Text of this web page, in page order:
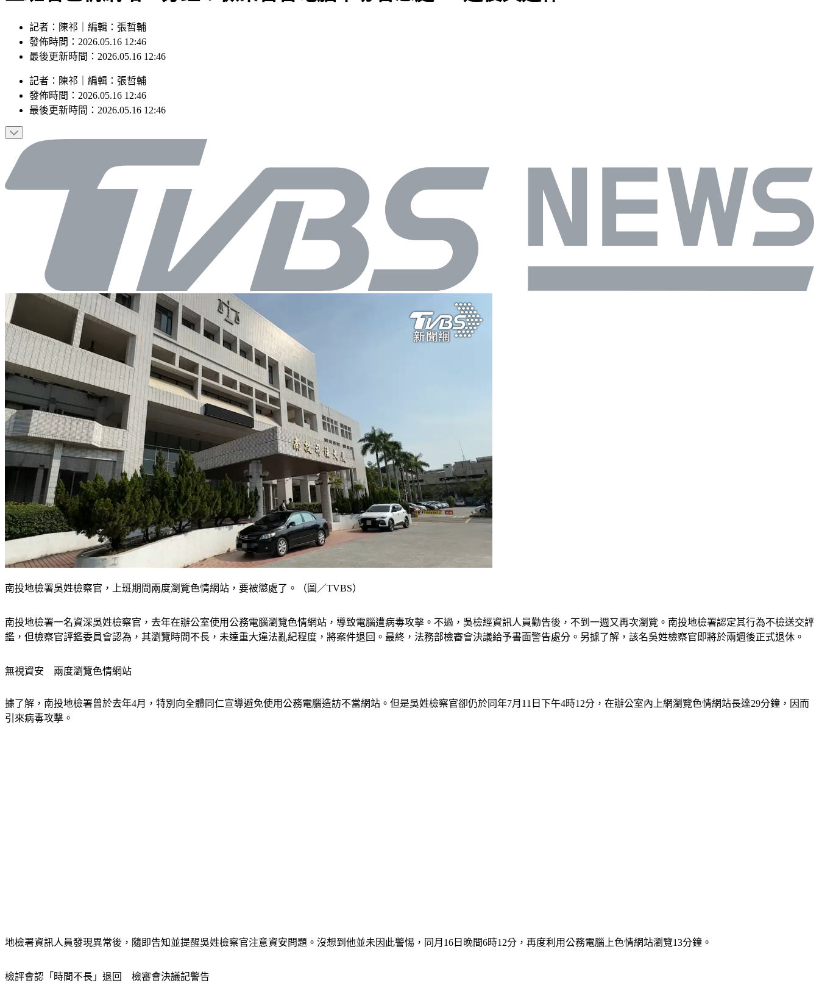
記者：陳祁｜編輯：張哲輔
發佈時間：2026.05.16 12:46
最後更新時間：2026.05.16 12:46
記者 ： 陳祁 編輯 ： 張哲輔
發佈時間： 2026.05.16 12:46
最後更新時間： 2026.05.16 12:46
南投地檢署吳姓檢察官，上班期間兩度瀏覽色情網站，要被懲處了。（圖／TVBS）
南投地檢署一名資深吳姓檢察官，去年在辦公室使用公務電腦瀏覽色情網站，導致電腦遭病毒攻擊。不過，吳檢經資訊人員勸告後，不到一週又再次瀏覽。南投地檢署認定其行為不檢送交評
鑑，但檢察官評鑑委員會認為，其瀏覽時間不長，未達重大違法亂紀程度，將案件退回。最終，法務部檢審會決議給予書面警告處分。另據了解，該名吳姓檢察官即將於兩週後正式退休。
無視資安　兩度瀏覽色情網站
據了解，南投地檢署曾於去年4月，特別向全體同仁宣導避免使用公務電腦造訪不當網站。但是吳姓檢察官卻仍於同年7月11日下午4時12分，在辦公室內上網瀏覽色情網站長達29分鐘，因而
引來病毒攻擊。
地檢署資訊人員發現異常後，隨即告知並提醒吳姓檢察官注意資安問題。沒想到他並未因此警惕，同月16日晚間6時12分，再度利用公務電腦上色情網站瀏覽13分鐘。
檢評會認「時間不長」退回　檢審會決議記警告